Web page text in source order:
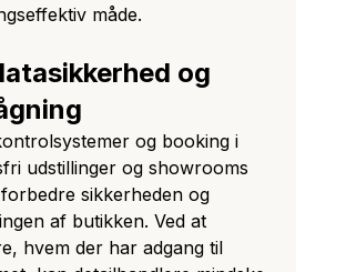
måde.
og
og booking i
udstillinger og showrooms
sikkerheden og
af butikken. Ved at
hvem der har adgang til